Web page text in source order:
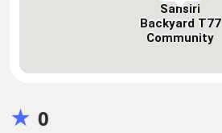
Sansiri
Backyard T77
Community
★ 0